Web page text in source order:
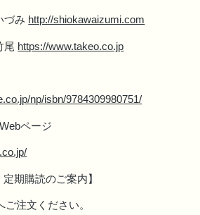
づみ http://shiokawaizumi.com
尾 https://www.takeo.co.jp
np/isbn/9784309980751/
ページ
定期購読のご案内】
ご注文ください。